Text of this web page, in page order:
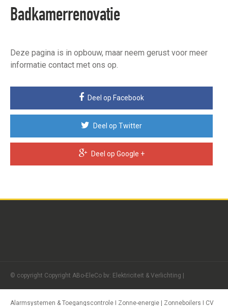
Badkamerrenovatie
Deze pagina is in opbouw, maar neem gerust voor meer
informatie contact met ons op.
Deel op Facebook
Deel op Twitter
Deel op Google +
© copyright Copyright ABo-EleCo bv: Elektriciteit & Verlichting |
Alarmsystemen & Toegangscontrole I Zonne-energie | Zonneboilers I CV